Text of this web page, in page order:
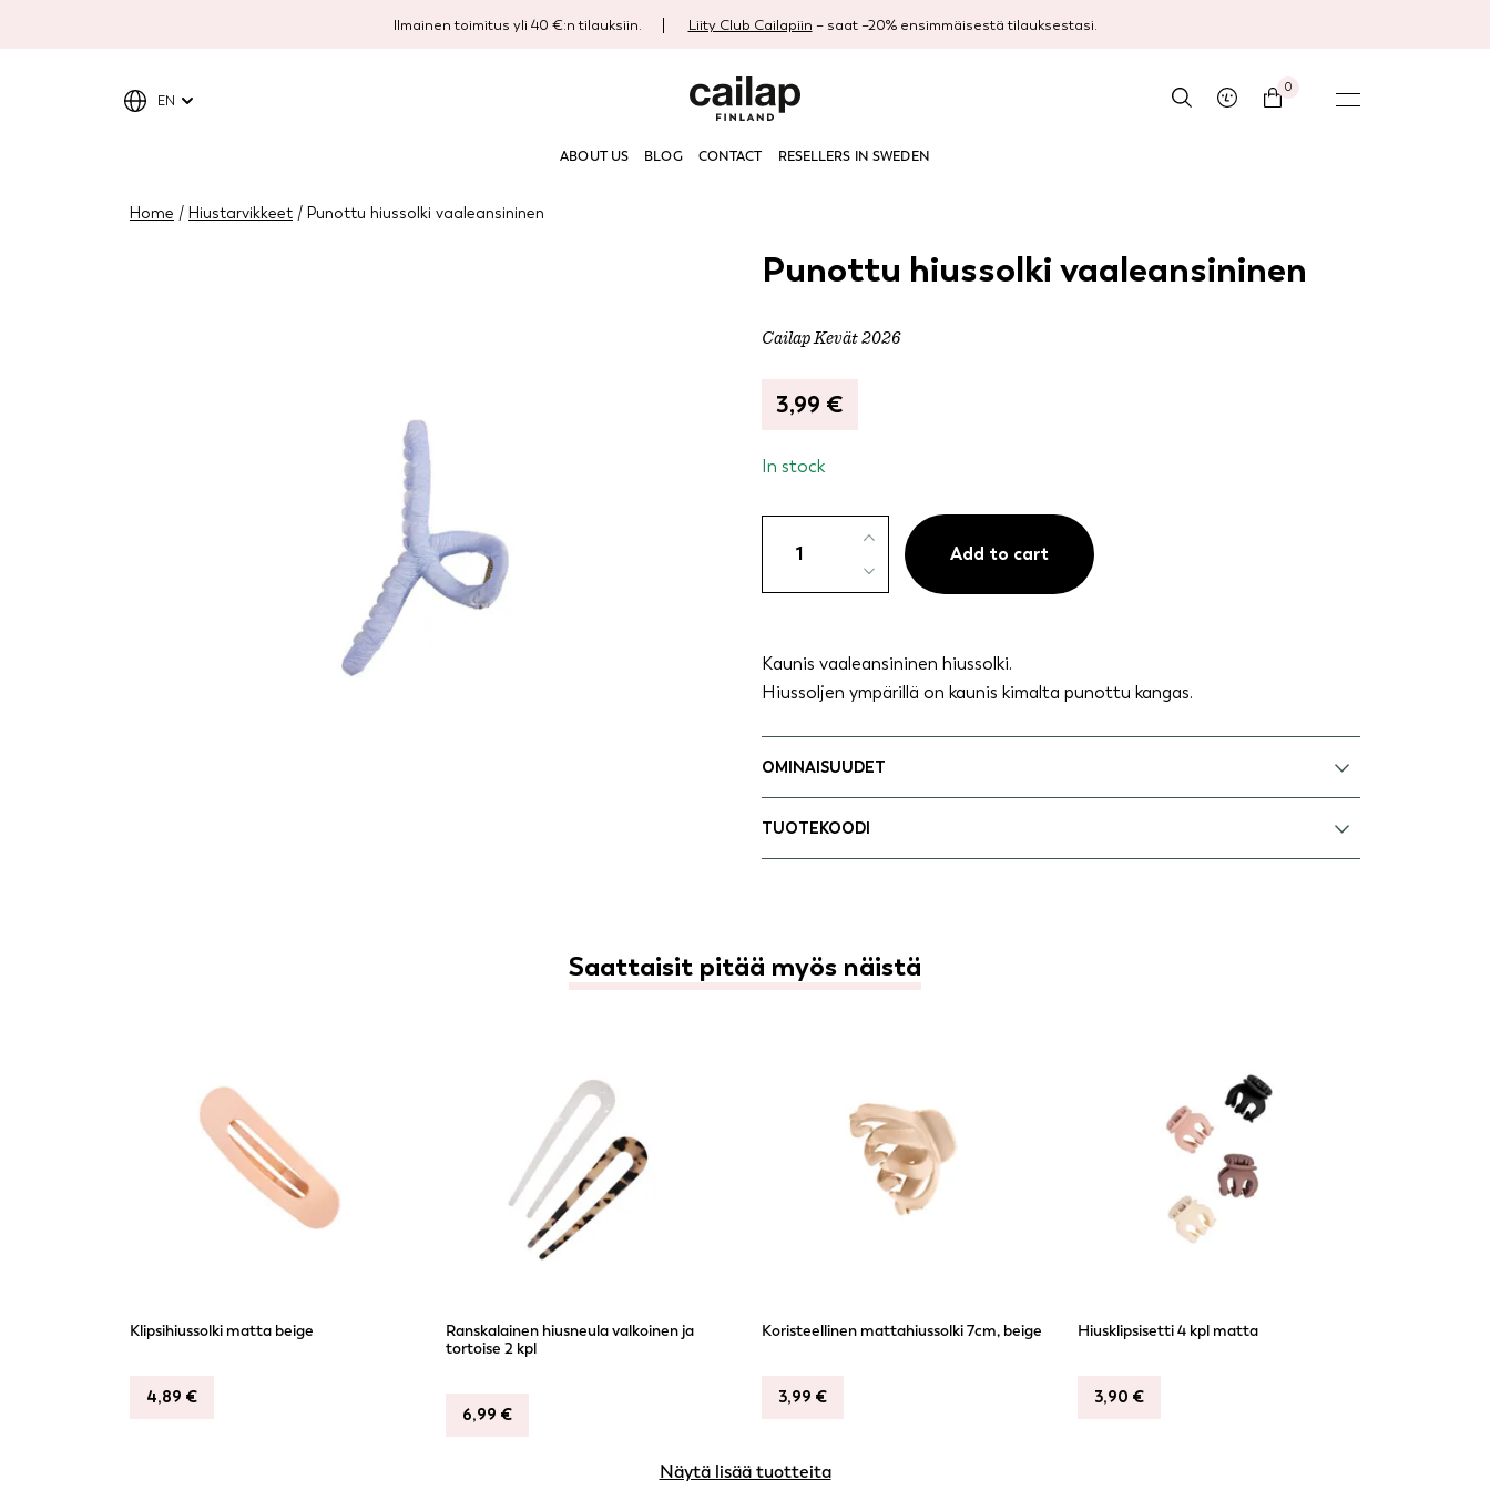
Ilmainen toimitus yli 40 €:n tilauksiin. Liity Club Cailapiin – saat –20% ensimmäisestä tilauksestasi.
0
ABOUT US BLOG CONTACT RESELLERS IN SWEDEN
EN
Home / Hiustarvikkeet / Punottu hiussolki vaaleansininen
Punottu hiussolki vaaleansininen
Cailap Kevät 2026
3,99 €
In stock
hiussolki
vaaleansininen
Add to cart
Kaunis vaaleansininen hiussolki.
Hiussoljen ympärillä on kaunis kimalta punottu kangas.
OMINAISUUDET
TUOTEKOODI
Saattaisit pitää myös näistä
Klipsihiussolki matta beige
4,89 €
Ranskalainen hiusneula valkoinen ja
tortoise 2 kpl
6,99 €
Koristeellinen mattahiussolki 7cm, beige
3,99 €
Hiusklipsisetti 4 kpl matta
3,90 €
Näytä lisää tuotteita